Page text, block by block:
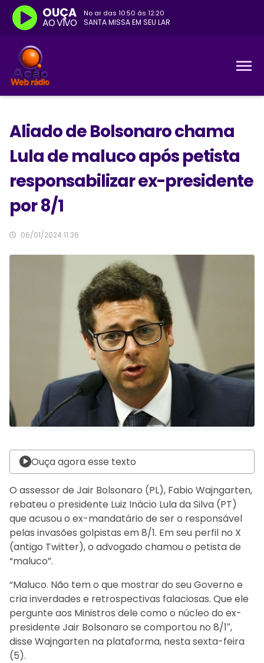
No ar das 10:50 às 12:20
SANTA MISSA EM SEU LAR
OUÇA
AO VIVO
Aliado de Bolsonaro chama
Lula de maluco após petista
responsabilizar ex-presidente
por 8/1
06/01/2024 11:36
Ouça agora esse texto
O assessor de Jair Bolsonaro (PL), Fabio Wajngarten,
rebateu o presidente Luiz Inácio Lula da Silva (PT)
que acusou o ex-mandatário de ser o responsável
pelas invasões golpistas em 8/1. Em seu perfil no X
(antigo Twitter), o advogado chamou o petista de
“maluco”.
“Maluco. Não tem o que mostrar do seu Governo e
cria inverdades e retrospectivas falaciosas. Que ele
pergunte aos Ministros dele como o núcleo do ex-
presidente Jair Bolsonaro se comportou no 8/1″,
disse Wajngarten na plataforma, nesta sexta-feira
(5).